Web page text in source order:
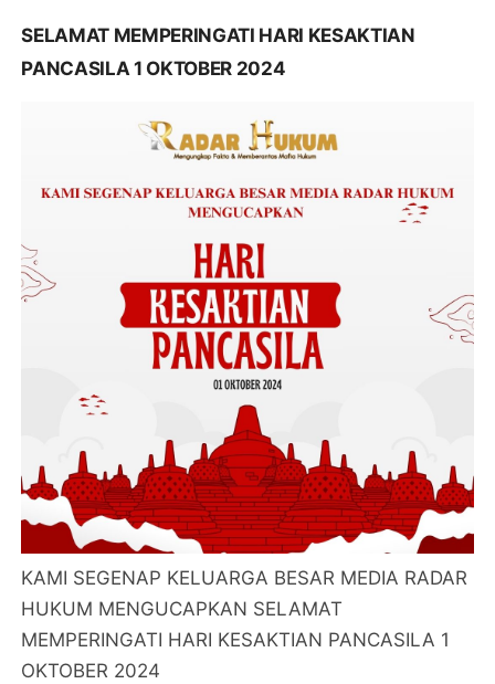
SELAMAT MEMPERINGATI HARI KESAKTIAN
PANCASILA 1 OKTOBER 2024
KAMI SEGENAP KELUARGA BESAR MEDIA RADAR
HUKUM MENGUCAPKAN SELAMAT
MEMPERINGATI HARI KESAKTIAN PANCASILA 1
OKTOBER 2024